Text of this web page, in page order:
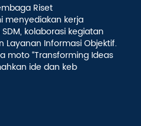
Riset
menyediakan kerja
kolaborasi kegiatan
Layanan Informasi Objektif.
moto “Transforming Ideas
ide dan keb